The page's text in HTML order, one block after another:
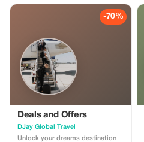
-70%
Deals and Offers
DJay Global Travel
Unlock your dreams destination